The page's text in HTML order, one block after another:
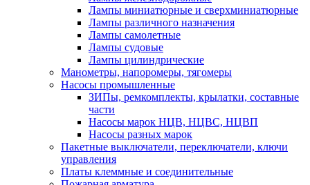
Лампы миниатюрные и сверхминиатюрные
Лампы различного назначения
Лампы самолетные
Лампы судовые
Лампы цилиндрические
Манометры, напоромеры, тягомеры
Насосы промышленные
ЗИПы, ремкомплекты, крылатки, составные
части
Насосы марок НЦВ, НЦВС, НЦВП
Насосы разных марок
Пакетные выключатели, переключатели, ключи
управления
Платы клеммные и соединительные